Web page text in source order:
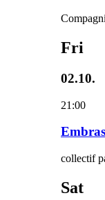
Fri
02.10.
21:00
collectif
Sat